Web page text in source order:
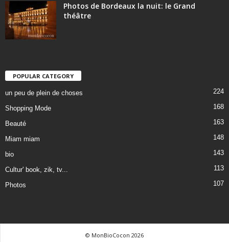
Photos de Bordeaux la nuit: le Grand
théâtre
POPULAR CATEGORY
un peu de plein de choses 224
Shopping Mode 168
Beauté 163
Miam miam 148
bio 143
Cultur' book, zik, tv... 113
Photos 107
© MonBioCocon 2026